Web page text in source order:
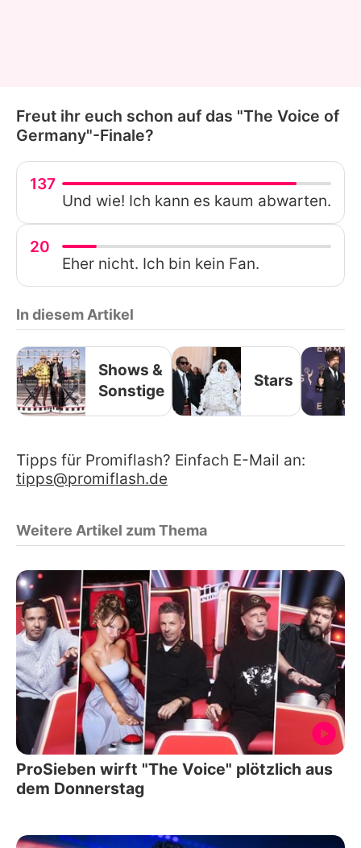
Freut ihr euch schon auf das "The Voice of
Germany"-Finale?
137
Und wie! Ich kann es kaum abwarten.
20
Eher nicht. Ich bin kein Fan.
In diesem Artikel
Shows &
Sonstige
Stars
Tipps für Promiflash? Einfach E-Mail an:
tipps@promiflash.de
Weitere Artikel zum Thema
ProSieben wirft "The Voice" plötzlich aus
dem Donnerstag